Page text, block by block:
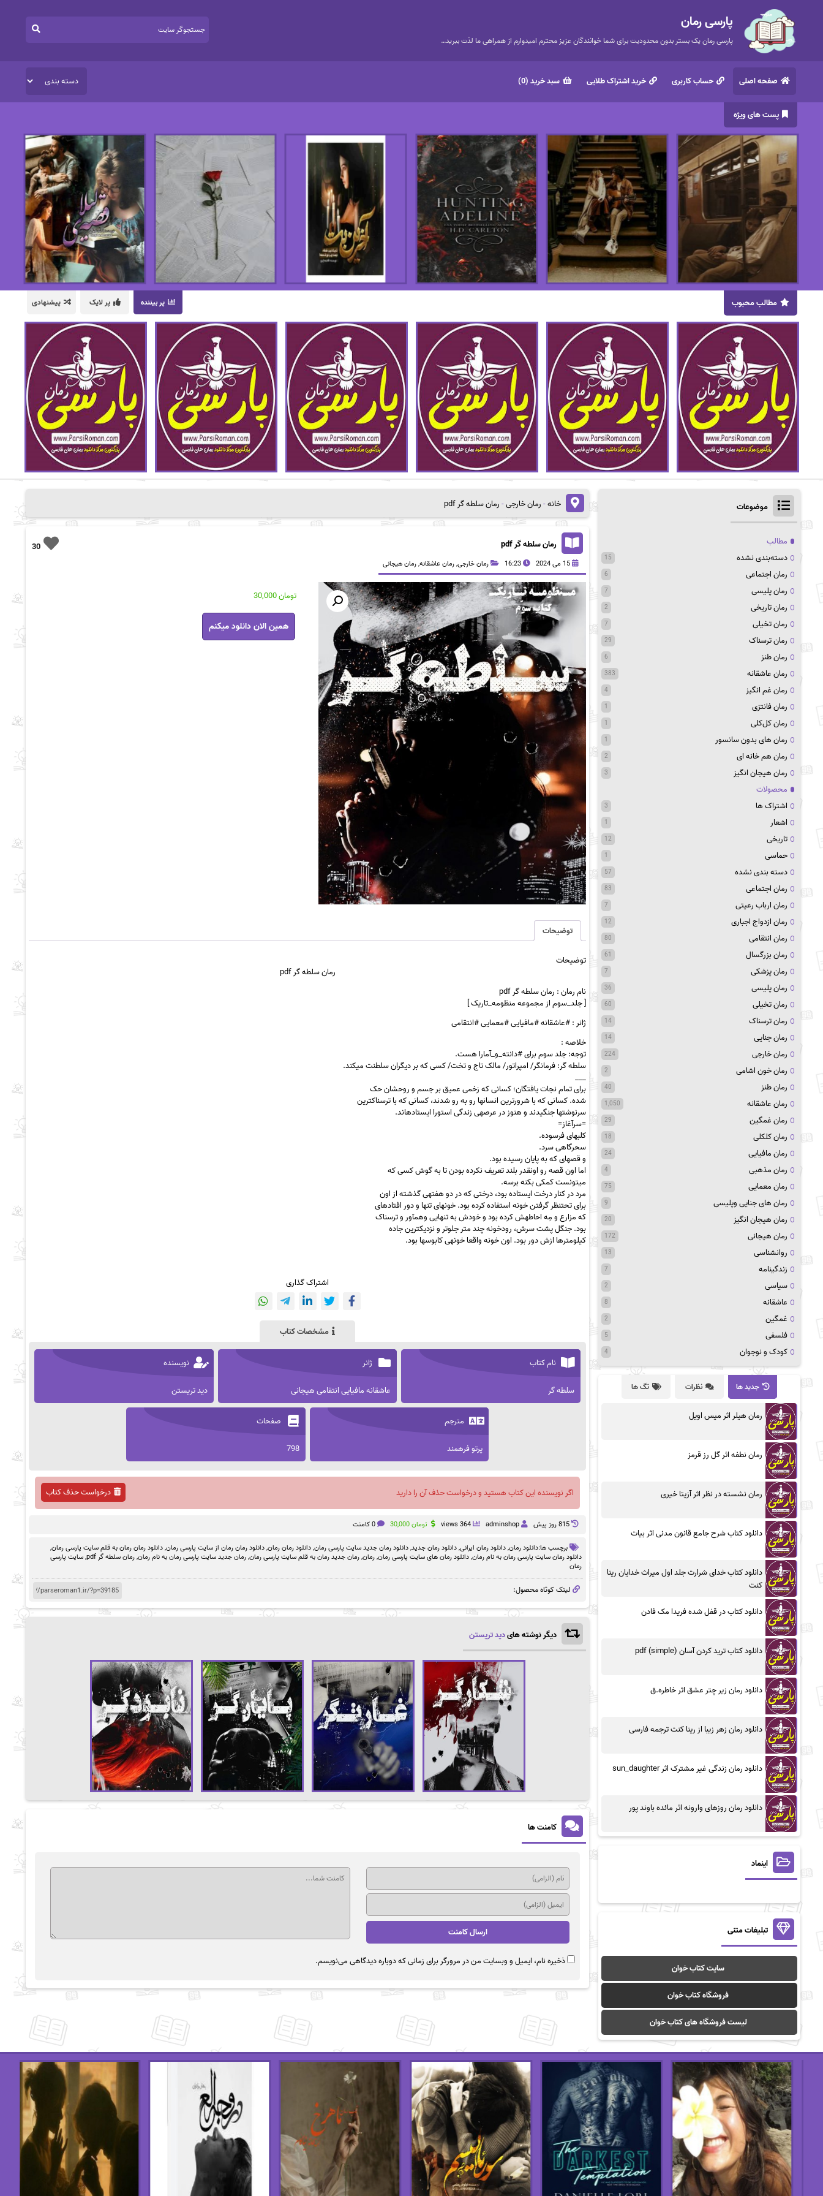
پارسی رمان
پارسی رمان یک بستر بدون محدودیت برای شما خوانندگان عزیز محترم امیدوارم از همراهی ما لذت ببرید…
صفحه اصلی حساب کاربری خرید اشتراک طلایی سبد خرید (0)
پست های ویژه
پر بیننده پر لایک پیشنهادی مطالب محبوب
خانه-رمان خارجی-رمان سلطه گر pdf
30 رمان سلطه گر pdf
15 می 2024 16:23 رمان خارجی,رمان عاشقانه,رمان هیجانی
تومان30,000
رمان
سلطه
گر
همین الان دانلود میکنم
توضیحات
توضیحات
رمان سلطه گر pdf
نام رمان : رمان سلطه گر pdf
[ جلد_سوم از مجموعه منظومه_تاریک ]
ژانر : #عاشقانه #مافیایی #معمایی #انتقامی
خلاصه :
توجه: جلد سوم برای #دانته_و_آمارا هست.
سلطه گر: فرمانگر/ امپراتور/ مالک تاج و تخت/ کسی که بر دیگران سلطنت میکند.
___
برای تمام نجات یافتگان؛ کسانی که زخمی عمیق بر جسم و روحشان حک
شده. کسانی که با شرورترین انسانها رو به رو شدند، کسانی که با ترسناکترین
سرنوشتها جنگیدند و هنوز در عرصهی زندگی استورا ایستادهاند.
=سرآغاز=
کلبهای فرسوده.
سحرگاهی سرد.
و قصهای که به پایان رسیده بود.
اما اون قصه رو اونقدر بلند تعریف نکرده بودن تا به گوش کسی که
میتونست کمکی بکنه برسه.
مرد در کنار درخت ایستاده بود، درختی که در دو هفتهی گذشته از اون
برای تحتنظر گرفتن خونه استفاده کرده بود. خونهای تنها و دور افتادهای
که مزارع و مِه احاطهش کرده بود و خودش به تنهایی وهمآور و ترسناک
بود. جنگل پشت سرش، رودخونه چند متر جلوتر و نزدیکترین جاده
کیلومترها ازش دور بود. اون خونه واقعا خونهی کابوسها بود.
اشتراک گذاری
مشخصات کتاب
نام کتاب
سلطه گر
ژانر
عاشقانه مافیایی انتقامی هیجانی
نویسنده
دید تریستن
مترجم
پرتو فرهمند
صفحات
798
اگر نویسنده این کتاب هستید و درخواست حذف آن را دارید درخواست حذف کتاب
815 روز پيش adminshop
364 views تومان 0 کامنت
برچسب ها:دانلود رمان,دانلود رمان ایرانی,دانلود رمان جدید,دانلود رمان جدید سایت پارسی رمان,دانلود رمان رمان,دانلود رمان رمان از سایت پارسی رمان,دانلود رمان رمان به قلم سایت پارسی رمان,
دانلود رمان سایت پارسی رمان به نام رمان,دانلود رمان های سایت پارسی رمان,رمان,رمان جدید رمان به قلم سایت پارسی رمان,رمان جدید سایت پارسی رمان به نام رمان,رمان سلطه گر pdf ,سایت پارسی
رمان
لینک کوتاه محصول:
دیگر نوشته هایدید تریستن
کامنت ها
ذخیره نام، ایمیل و وبسایت من در مرورگر برای زمانی که دوباره دیدگاهی می‌نویسم.
موضوعات
مطالب
دسته‌بندی نشده
15
رمان اجتماعی 6
رمان پلیسی 7
رمان تاریخی 2
رمان تخیلی 7
رمان ترسناک 29
رمان طنز 6
رمان عاشقانه 383
رمان غم انگیز 4
رمان فانتزی 1
رمان کل‌کلی 1
رمان های بدون سانسور 1
رمان هم خانه ای 2
رمان هیجان انگیز 3
محصولات
اشتراک ها
3
اشعار 1
تاریخی 12
حماسی 1
دسته بندی نشده 57
رمان اجتماعی 83
رمان ارباب رعیتی 7
رمان ازدواج اجباری 12
رمان انتقامی 80
رمان بزرگسال 61
رمان پزشکی 7
رمان پلیسی 36
رمان تخیلی 60
رمان ترسناک 14
رمان جنایی 14
رمان خارجی 224
رمان خون اشامی 2
رمان طنز 40
رمان عاشقانه 1,050
رمان غمگین 29
رمان کلکلی 18
رمان مافیایی 24
رمان مذهبی 4
رمان معمایی 75
رمان های جنایی وپلیسی 9
رمان هیجان انگیز 20
رمان هیجانی 172
روانشناسی 13
زندگینامه 7
سیاسی 2
عاشقانه 8
غمگین 2
فلسفی 5
کودک و نوجوان 4
جدید ها نظرات تگ ها
رمان هیلر اثر میس اویل
رمان نطفه اثر گل رز قرمز
رمان نشسته در نظر اثر آزیتا خیری
دانلود کتاب شرح جامع قانون مدنی اثر بیات
دانلود کتاب خدای شرارت جلد اول میراث خدایان رینا
کنت
دانلود کتاب در قفل شده فریدا مک فادن
دانلود کتاب ترید کردن آسان (simple) pdf
دانلود رمان زیر چتر عشق اثر خاطره.ق
دانلود رمان زهر زیبا از رینا کنت ترجمه فارسی
دانلود رمان زندگی غیر مشترک اثر sun_daughter
دانلود رمان روزهای وارونه اثر مائده باوند پور
اینماد
تبلیغات متنی
سایت کتاب خوان
فروشگاه کتاب خوان
لیست فروشگاه های کتاب خوان